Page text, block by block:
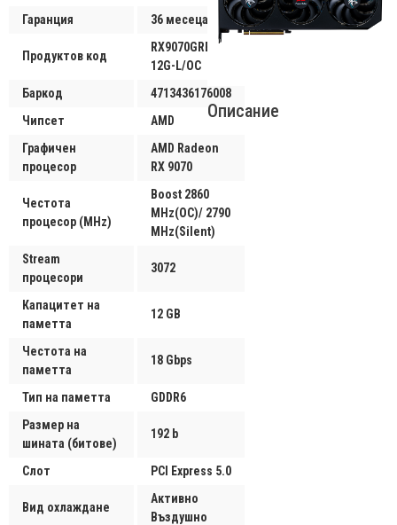
Гаранция
36 месеца
Продуктов код
RX9070GRE
12G-L/OC
Баркод
4713436176008
Чипсет
AMD
Графичен
процесор
AMD Radeon
RX 9070
Честота
процесор (MHz)
Boost 2860
MHz(OC)/ 2790
MHz(Silent)
Stream
процесори
3072
Капацитет на
паметта
12 GB
Честота на
паметта
18 Gbps
Тип на паметта
GDDR6
Размер на
шината (битове)
192 b
Слот PCI Express 5.0
Вид охлаждане
Активно
Въздушно
Описание